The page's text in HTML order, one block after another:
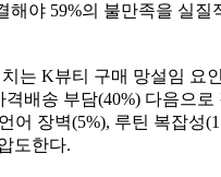
해야 59%의 불만족을 실질
는 K뷰티 구매 망설임 요
배송 부담(40%) 다음으로
어 장벽(5%), 루틴 복잡성
도한다.